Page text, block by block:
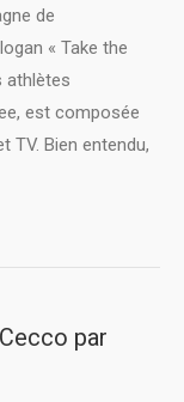
de
« Take the
athlètes
est composée
TV. Bien entendu,
par